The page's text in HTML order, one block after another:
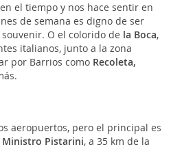
el tiempo y nos hace sentir en
de semana es digno de ser
O el colorido de la Boca,
italianos, junto a la zona
por Barrios como Recoleta,
aeropuertos, pero el principal es
Pistarini, a 35 km de la